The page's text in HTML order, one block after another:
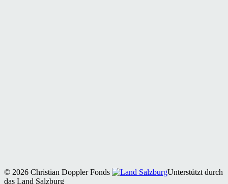
© 2026 Christian Doppler Fonds
Unterstützt durch
das Land Salzburg